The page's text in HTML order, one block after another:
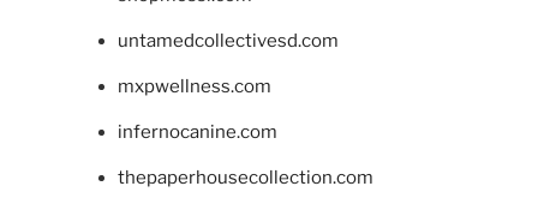
untamedcollectivesd.com
mxpwellness.com
infernocanine.com
thepaperhousecollection.com